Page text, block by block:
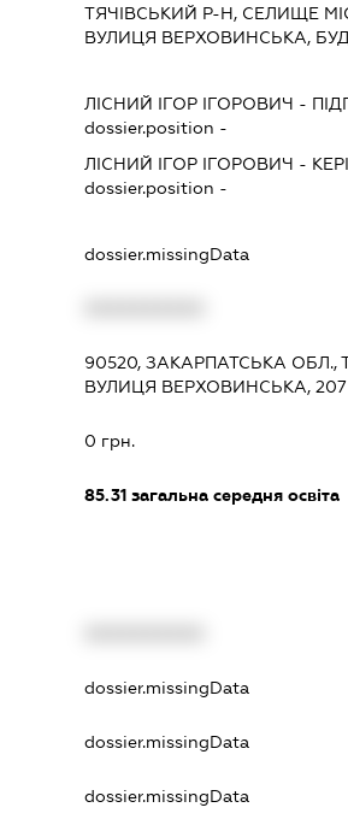
ТЯЧІВСЬКИЙ Р-Н, СЕЛИЩЕ
ВУЛИЦЯ ВЕРХОВИНСЬКА,
ЛІСНИЙ ІГОР ІГОРОВИЧ -
dossier.position -
ЛІСНИЙ ІГОР ІГОРОВИЧ -
dossier.position -
dossier.missingData
90520, ЗАКАРПАТСЬКА
ВУЛИЦЯ ВЕРХОВИНСЬКА, 207
0 грн.
85.31загальна середня освіта
dossier.missingData
dossier.missingData
dossier.missingData